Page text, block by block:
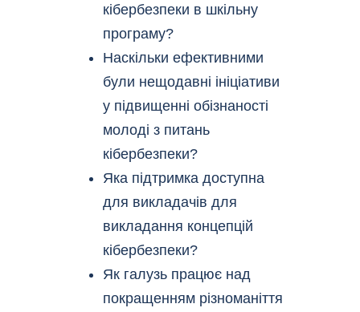
кібербезпеки в шкільну
програму?
Наскільки ефективними
були нещодавні ініціативи
у підвищенні обізнаності
молоді з питань
кібербезпеки?
Яка підтримка доступна
для викладачів для
викладання концепцій
кібербезпеки?
Як галузь працює над
покращенням різноманіття